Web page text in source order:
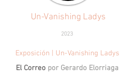
Un-Vanishing Ladys
2023
Exposición | Un-Vanishing Ladys
El Correo por Gerardo Elorriaga